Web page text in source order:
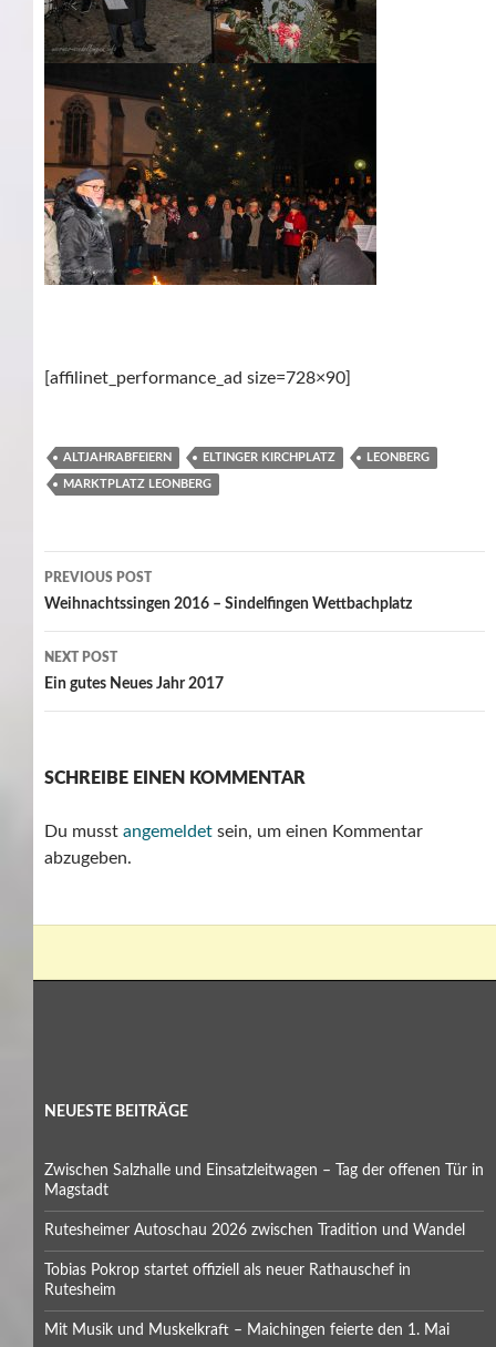
[affilinet_performance_ad size=728×90]
ALTJAHRABFEIERN ELTINGER KIRCHPLATZ LEONBERG
MARKTPLATZ LEONBERG
Post
navigation
PREVIOUS POST
Weihnachtssingen 2016 – Sindelfingen Wettbachplatz
NEXT POST
Ein gutes Neues Jahr 2017
SCHREIBE EINEN KOMMENTAR
Du musst angemeldet sein, um einen Kommentar
abzugeben.
NEUESTE BEITRÄGE
Zwischen Salzhalle und Einsatzleitwagen – Tag der offenen Tür in
Magstadt
Rutesheimer Autoschau 2026 zwischen Tradition und Wandel
Tobias Pokrop startet offiziell als neuer Rathauschef in
Rutesheim
Mit Musik und Muskelkraft – Maichingen feierte den 1. Mai